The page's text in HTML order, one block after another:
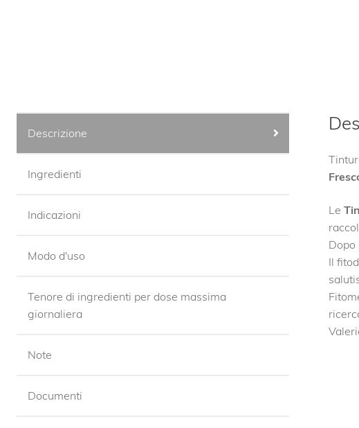
Descrizione
Ingredienti
Indicazioni
Modo d'uso
Tenore di ingredienti per dose massima
giornaliera
Note
Documenti
Le
Dopo
Il